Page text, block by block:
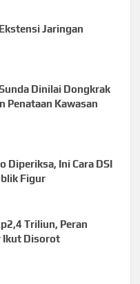
Jaringan
Dinilai Dongkrak
Penataan Kawasan
Diperiksa, Ini Cara DSI
Figur
Triliun, Peran
Ikut Disorot